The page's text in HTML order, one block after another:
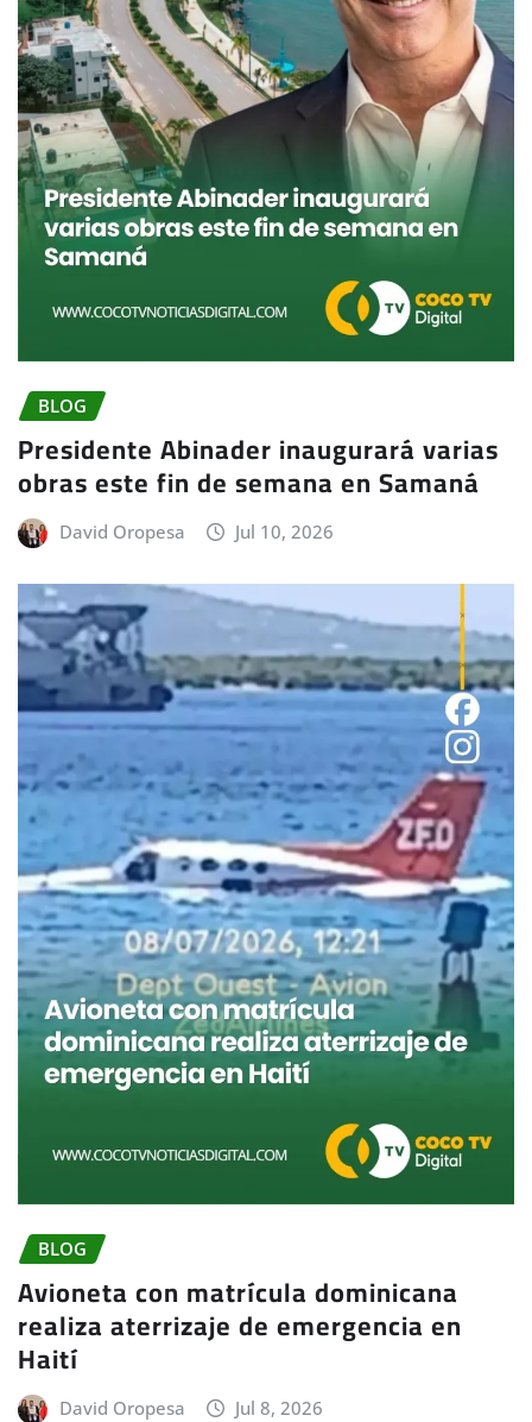
BLOG
Presidente Abinader inaugurará varias
obras este fin de semana en Samaná
David Oropesa Jul 10, 2026
BLOG
Avioneta con matrícula dominicana
realiza aterrizaje de emergencia en
Haití
David Oropesa Jul 8, 2026